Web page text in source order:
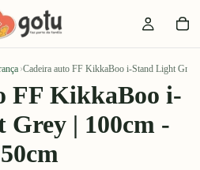
›Cadeira auto FF KikkaBoo i-Stand Light Grey
FF KikkaBoo i-
| 100cm -